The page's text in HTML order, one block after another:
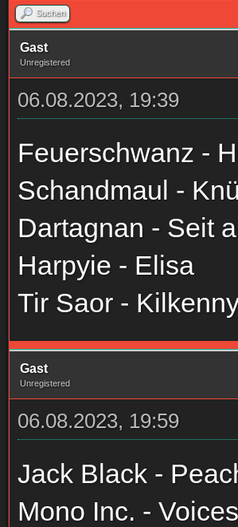
Suchen
Gast
Unregistered
06.08.2023, 19:39
Feuerschwanz -
Schandmaul -
Dartagnan - Seit
Harpyie - Elisa
Tir Saor -
Gast
Unregistered
06.08.2023, 19:59
Jack Black -
Mono Inc. -